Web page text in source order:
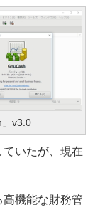
」v3.0
いたが、現在
機能な財務管